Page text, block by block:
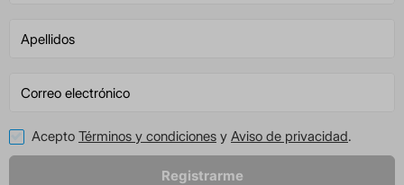
Acepto Términos y condiciones y Aviso de privacidad.
Registrarme